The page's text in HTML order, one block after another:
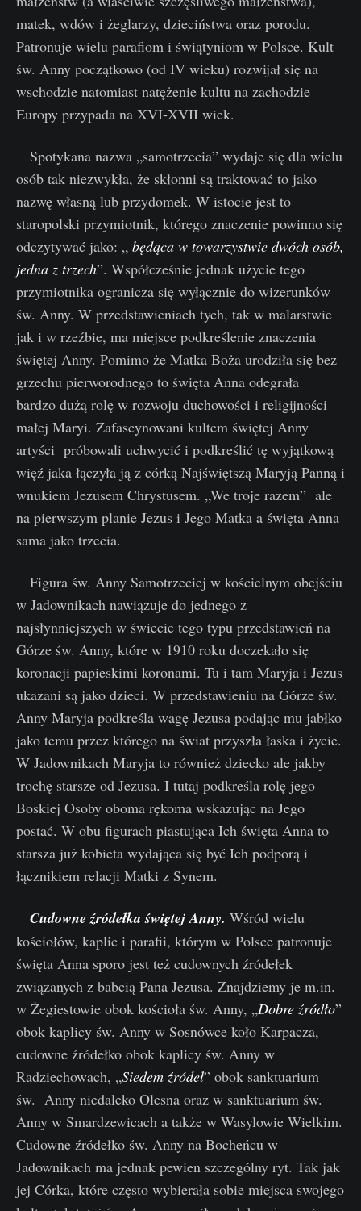
matek, wdów i żeglarzy, dzieciństwa oraz porodu.
Patronuje wielu parafiom i świątyniom w Polsce. Kult
św. Anny początkowo (od IV wieku) rozwijał się na
wschodzie natomiast natężenie kultu na zachodzie
Europy przypada na XVI-XVII wiek.
Spotykana nazwa „samotrzecia” wydaje się dla wielu
osób tak niezwykła, że skłonni są traktować to jako
nazwę własną lub przydomek. W istocie jest to
staropolski przymiotnik, którego znaczenie powinno się
odczytywać jako: „ będąca w towarzystwie dwóch osób,
jedna z trzech”. Współcześnie jednak użycie tego
przymiotnika ogranicza się wyłącznie do wizerunków
św. Anny. W przedstawieniach tych, tak w malarstwie
jak i w rzeźbie, ma miejsce podkreślenie znaczenia
świętej Anny. Pomimo że Matka Boża urodziła się bez
grzechu pierworodnego to święta Anna odegrała
bardzo dużą rolę w rozwoju duchowości i religijności
małej Maryi. Zafascynowani kultem świętej Anny
artyści próbowali uchwycić i podkreślić tę wyjątkową
więź jaka łączyła ją z córką Najświętszą Maryją Panną i
wnukiem Jezusem Chrystusem. „We troje razem” ale
na pierwszym planie Jezus i Jego Matka a święta Anna
sama jako trzecia.
Figura św. Anny Samotrzeciej w kościelnym obejściu
w Jadownikach nawiązuje do jednego z
najsłynniejszych w świecie tego typu przedstawień na
Górze św. Anny, które w 1910 roku doczekało się
koronacji papieskimi koronami. Tu i tam Maryja i Jezus
ukazani są jako dzieci. W przedstawieniu na Górze św.
Anny Maryja podkreśla wagę Jezusa podając mu jabłko
jako temu przez którego na świat przyszła łaska i życie.
W Jadownikach Maryja to również dziecko ale jakby
trochę starsze od Jezusa. I tutaj podkreśla rolę jego
Boskiej Osoby oboma rękoma wskazując na Jego
postać. W obu figurach piastująca Ich święta Anna to
starsza już kobieta wydająca się być Ich podporą i
łącznikiem relacji Matki z Synem.
Cudowne źródełka świętej Anny. Wśród wielu
kościołów, kaplic i parafii, którym w Polsce patronuje
święta Anna sporo jest też cudownych źródełek
związanych z babcią Pana Jezusa. Znajdziemy je m.in.
w Żegiestowie obok kościoła św. Anny, „Dobre źródło”
obok kaplicy św. Anny w Sosnówce koło Karpacza,
cudowne źródełko obok kaplicy św. Anny w
Radziechowach, „Siedem źródeł” obok sanktuarium
św. Anny niedaleko Olesna oraz w sanktuarium św.
Anny w Smardzewicach a także w Wasylowie Wielkim.
Cudowne źródełko św. Anny na Bocheńcu w
Jadownikach ma jednak pewien szczególny ryt. Tak jak
jej Córka, które często wybierała sobie miejsca swojego